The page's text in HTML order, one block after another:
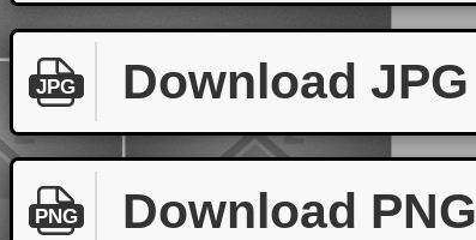
JPG Download JPG
PNG Download PNG